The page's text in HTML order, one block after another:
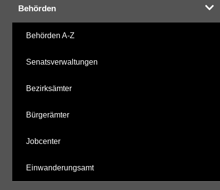
Behörden
Behörden A-Z
Senatsverwaltungen
Bezirksämter
Bürgerämter
Jobcenter
Einwanderungsamt